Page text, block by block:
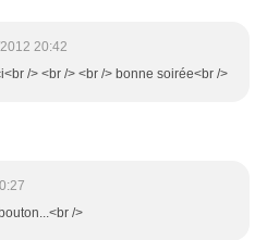
20:42
/> <br /> <br /> bonne soirée<br />
/>